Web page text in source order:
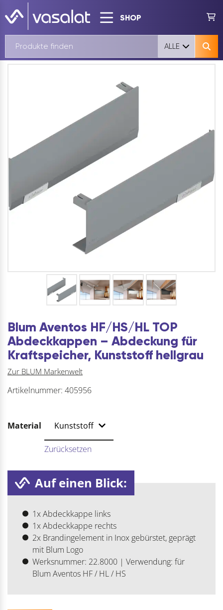
SHOP
ALLE
Blum Aventos HF/HS/HL TOP
Abdeckkappen – Abdeckung für
Kraftspeicher, Kunststoff hellgrau
Zur BLUM Markenwelt
Artikelnummer: 405956
Material
Zurücksetzen
Auf einen Blick:
1x Abdeckkappe links
1x Abdeckkappe rechts
2x Brandingelement in Inox gebürstet, geprägt
mit Blum Logo
Werksnummer: 22.8000 | Verwendung: für
Blum Aventos HF / HL / HS